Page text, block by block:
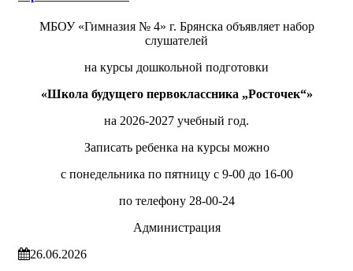
МБОУ «Гимназия № 4» г. Брянска объявляет набор
слушателей
на курсы дошкольной подготовки
«Школа будущего первоклассника „Росточек“»
на 2026-2027 учебный год.
Записать ребенка на курсы можно
с понедельника по пятницу с 9-00 до 16-00
по телефону 28-00-24
Администрация
26.06.2026